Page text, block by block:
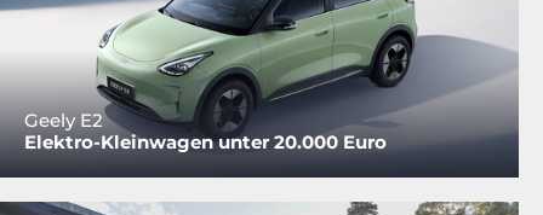
Geely E2
Elektro-Kleinwagen unter 20.000 Euro